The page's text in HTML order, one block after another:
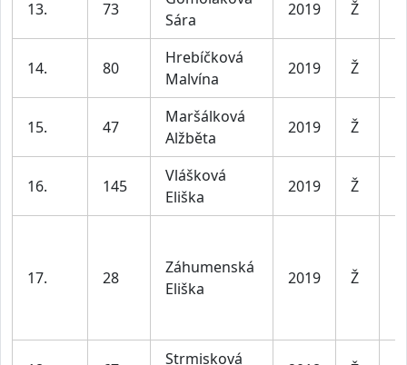
13. 73
Sára
2019 Ž
14. 80
Hrebíčková
Malvína
2019 Ž
15. 47
Maršálková
Alžběta
2019 Ž
16. 145
Vlášková
Eliška
2019 Ž
17. 28
Záhumenská
Eliška
2019 Ž
Strmisková